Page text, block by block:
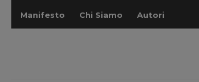
Manifesto Chi Siamo Autori